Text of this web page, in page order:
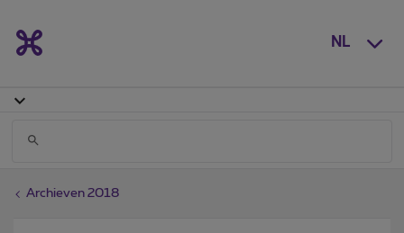
NL
Archieven 2018